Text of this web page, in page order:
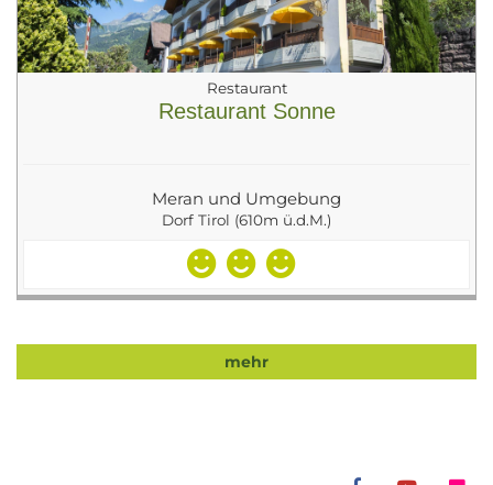
Restaurant
Restaurant Sonne
Meran und Umgebung
Dorf Tirol (610m ü.d.M.)
mehr